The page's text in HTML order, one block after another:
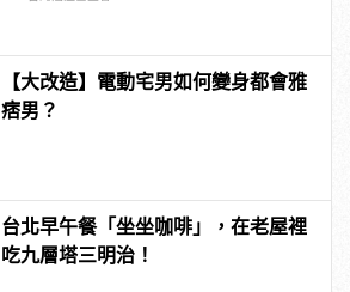
【大改造】電動宅男如何變身都會雅
痞男？
台北早午餐「坐坐咖啡」，在老屋裡
吃九層塔三明治！